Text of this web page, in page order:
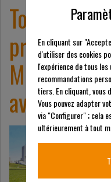
Tondeuses
Motor :
avec
En cliquant sur
d'utiliser des cookies
l'expérience de tous
recommandations
tiers. En cliquant, vous
Vous pouvez adapter
via "Configurer" ; cela
ultérieurement à tout